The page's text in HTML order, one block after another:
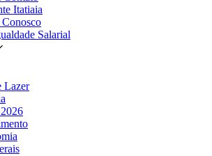
Itatiaia
Salarial
Lazer